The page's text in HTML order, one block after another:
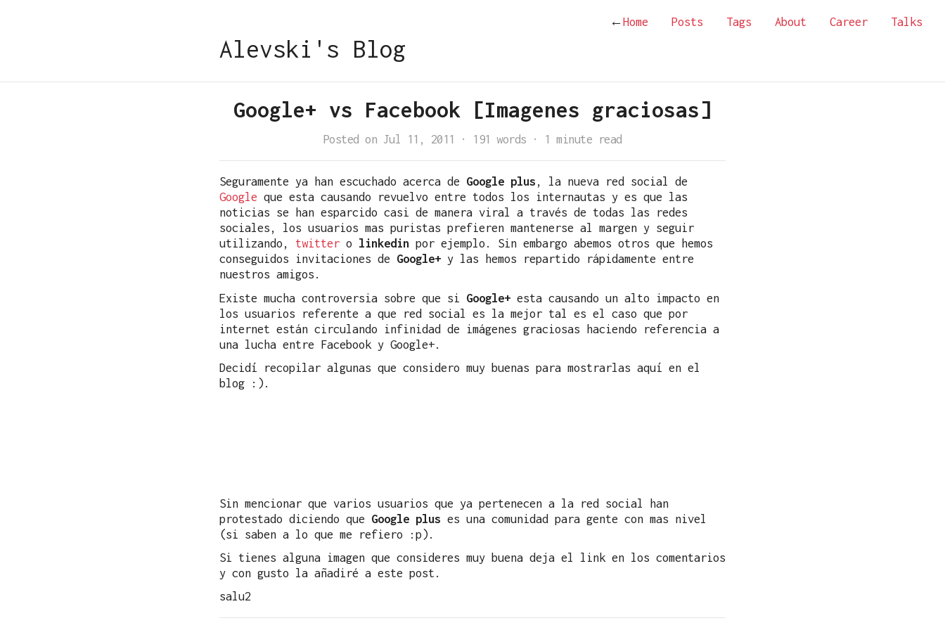
←Home Posts Tags About Career Talks
Alevski's Blog
Google+ vs Facebook [Imagenes graciosas]
Posted on Jul 11, 2011 · 191 words · 1 minute read
Seguramente ya han escuchado acerca de Google plus , la nueva red social de
Google que esta causando revuelvo entre todos los internautas y es que las
noticias se han esparcido casi de manera viral a través de todas las redes
sociales, los usuarios mas puristas prefieren mantenerse al margen y seguir
utilizando, twitter o linkedin por ejemplo. Sin embargo abemos otros que hemos
conseguidos invitaciones de Google+ y las hemos repartido rápidamente entre
nuestros amigos.
Existe mucha controversia sobre que si Google+ esta causando un alto impacto en
los usuarios referente a que red social es la mejor tal es el caso que por
internet están circulando infinidad de imágenes graciosas haciendo referencia a
una lucha entre Facebook y Google+.
Decidí recopilar algunas que considero muy buenas para mostrarlas aquí en el
blog :).
Sin mencionar que varios usuarios que ya pertenecen a la red social han
protestado diciendo que Google plus es una comunidad para gente con mas nivel
(si saben a lo que me refiero :p).
Si tienes alguna imagen que consideres muy buena deja el link en los comentarios
y con gusto la añadiré a este post.
salu2